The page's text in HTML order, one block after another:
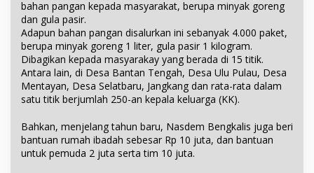
bahan pangan kepada masyarakat, berupa minyak goreng
dan gula pasir.
Adapun bahan pangan disalurkan ini sebanyak 4.000 paket,
berupa minyak goreng 1 liter, gula pasir 1 kilogram.
Dibagikan kepada masyarakay yang berada di 15 titik.
Antara lain, di Desa Bantan Tengah, Desa Ulu Pulau, Desa
Mentayan, Desa Selatbaru, Jangkang dan rata-rata dalam
satu titik berjumlah 250-an kepala keluarga (KK).
Bahkan, menjelang tahun baru, Nasdem Bengkalis juga beri
bantuan rumah ibadah sebesar Rp 10 juta, dan bantuan
untuk pemuda 2 juta serta tim 10 juta.